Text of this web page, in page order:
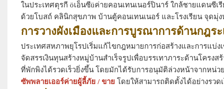
ในประเทศตุรกี öเอ็นซีüค่ายคอนเทนเนอร์ปินาร์ ใกล้ชายแดนซีเ
ด้วยโบสถ์ คลินิกสุขภาพ บ้านตู้คอนเทนเนอร์ และโรงเรียน จุดมุ่
การวางผังเมืองและการบูรณาการด้านกฎร
ประเทศสหภาพยุโรปเริ่มแก้ไขกฎหมายการก่อสร้างและการแบ่
จัดสรรเงินทุนสร้างหมู่บ้านสำเร็จรูปเพื่อบรรเทาภาระด้านโครง
ที่พักพิงได้รวดเร็วยิ่งขึ้น โดยมักได้รับการอนุมัติล่วงหน้าจากหน่
ซัพพลายเออร์ค่ายผู้ลี้ภัย / ขาย โดยให้สามารถติดตั้งได้อย่างรวด